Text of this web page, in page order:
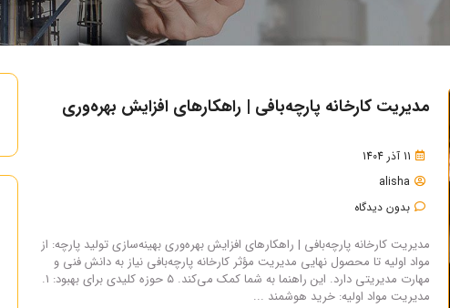
مدیریت کارخانه پارچه‌بافی | راهکارهای افزایش بهره‌وری
11 آذر 1404
alisha
بدون دیدگاه
مدیریت کارخانه پارچه‌بافی | راهکارهای افزایش بهره‌وری بهینه‌سازی تولید پارچه: از
مواد اولیه تا محصول نهایی مدیریت مؤثر کارخانه پارچه‌بافی نیاز به دانش فنی و
مهارت مدیریتی دارد. این راهنما به شما کمک می‌کند. ۵ حوزه کلیدی برای بهبود: ۱.
مدیریت مواد اولیه: خرید هوشمند ...